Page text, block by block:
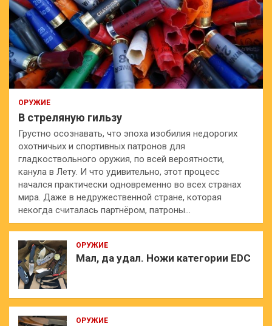
ОРУЖИЕ
В стреляную гильзу
Грустно осознавать, что эпоха изобилия недорогих
охотничьих и спортивных патронов для
гладкоствольного оружия, по всей вероятности,
канула в Лету. И что удивительно, этот процесс
начался практически одновременно во всех странах
мира. Даже в недружественной стране, которая
некогда считалась партнёром, патроны…
ОРУЖИЕ
Мал, да удал. Ножи категории EDC
ОРУЖИЕ